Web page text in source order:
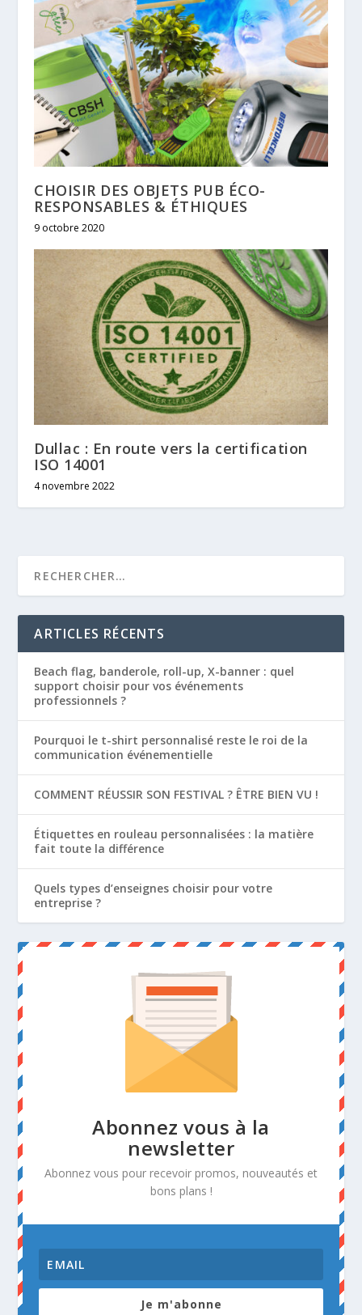
CHOISIR DES OBJETS PUB ÉCO-
RESPONSABLES & ÉTHIQUES
9 octobre 2020
Dullac : En route vers la certification
ISO 14001
4 novembre 2022
ARTICLES RÉCENTS
Beach flag, banderole, roll-up, X-banner : quel
support choisir pour vos événements
professionnels ?
Pourquoi le t-shirt personnalisé reste le roi de la
communication événementielle
COMMENT RÉUSSIR SON FESTIVAL ? ÊTRE BIEN VU !
Étiquettes en rouleau personnalisées : la matière
fait toute la différence
Quels types d’enseignes choisir pour votre
entreprise ?
Abonnez vous à la
newsletter
Abonnez vous pour recevoir promos, nouveautés et
bons plans !
Je m'abonne